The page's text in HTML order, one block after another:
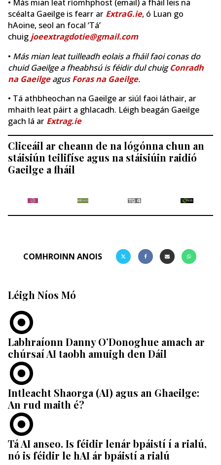
• Más mian leat ríomhphost (email) a fháil leis na
scéalta Gaeilge is fearr ar ExtraG.ie, ó Luan go
hAoine, seol an focal ‘Tá’
chuig joeextragdotie@gmail.com
• Más mian leat tuilleadh eolais a fháil faoi conas do
chuid Gaeilge a fheabhsú is féidir dul chuigConradh
na GaeilgeagusForas na Gaeilge.
• Tá athbheochan na Gaeilge ar siúl faoi láthair, ar
mhaith leat páirt a ghlacadh. Léigh beagán Gaeilge
gach lá ar Extrag.ie
Cliceáil ar cheann de na lógónna chun an
stáisiún teilifíse agus na stáisiúin raidió
Gaeilge a fháil
COMHROINN ANOIS
Léigh Níos Mó
Labhraíonn Danny O’Donoghue amach ar
chúrsaí AI taobh amuigh den Dáil
Intleacht Shaorga (AI) agus an Ghaeilge:
An rud maith é?
Tá AI anseo. Is féidir lenár bpáistí í a rialú,
nó is féidir le hAI ár bpáistí a rialú